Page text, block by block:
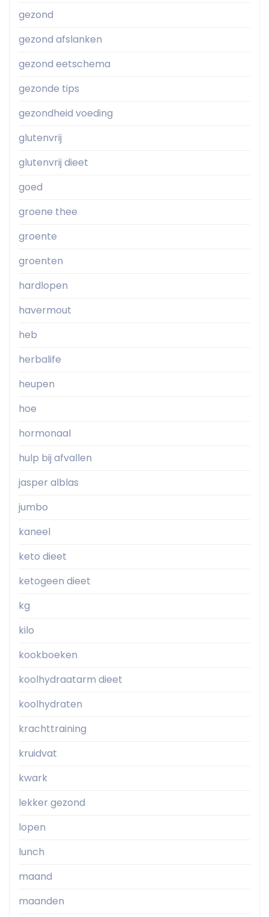
gezond
gezond afslanken
gezond eetschema
gezonde tips
gezondheid voeding
glutenvrij
glutenvrij dieet
goed
groene thee
groente
groenten
hardlopen
havermout
heb
herbalife
heupen
hoe
hormonaal
hulp bij afvallen
jasper alblas
jumbo
kaneel
keto dieet
ketogeen dieet
kg
kilo
kookboeken
koolhydraatarm dieet
koolhydraten
krachttraining
kruidvat
kwark
lekker gezond
lopen
lunch
maand
maanden